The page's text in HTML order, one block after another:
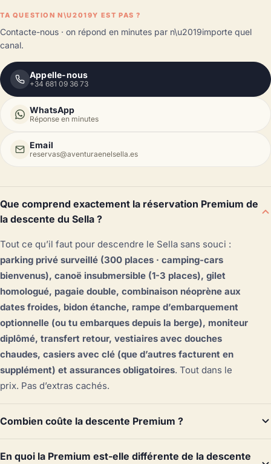
TA QUESTION N\U2019Y EST PAS ?
Contacte-nous · on répond en minutes par n\u2019importe quel
canal.
Appelle-nous
+34 681 09 36 73
WhatsApp
Réponse en minutes
Email
reservas@aventuraenelsella.es
Que comprend exactement la réservation Premium de
la descente du Sella ?
Tout ce qu’il faut pour descendre le Sella sans souci :
parking privé surveillé (300 places · camping-cars
bienvenus), canoë insubmersible (1-3 places), gilet
homologué, pagaie double, combinaison néoprène aux
dates froides, bidon étanche, rampe d’embarquement
optionnelle (ou tu embarques depuis la berge), moniteur
diplômé, transfert retour, vestiaires avec douches
chaudes, casiers avec clé (que d’autres facturent en
supplément) et assurances obligatoires. Tout dans le
prix. Pas d’extras cachés.
Combien coûte la descente Premium ?
En quoi la Premium est-elle différente de la descente